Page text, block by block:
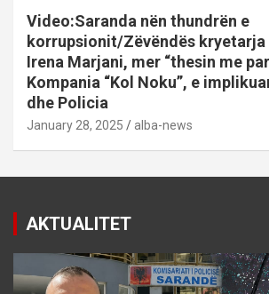
Video:Saranda nën thundrën e
korrupsionit/Zëvëndës kryetarja
Irena Marjani, mer “thesin me
Kompania “Kol Noku”, e
dhe Policia
January 28, 2025 alba-news
AKTUALITET